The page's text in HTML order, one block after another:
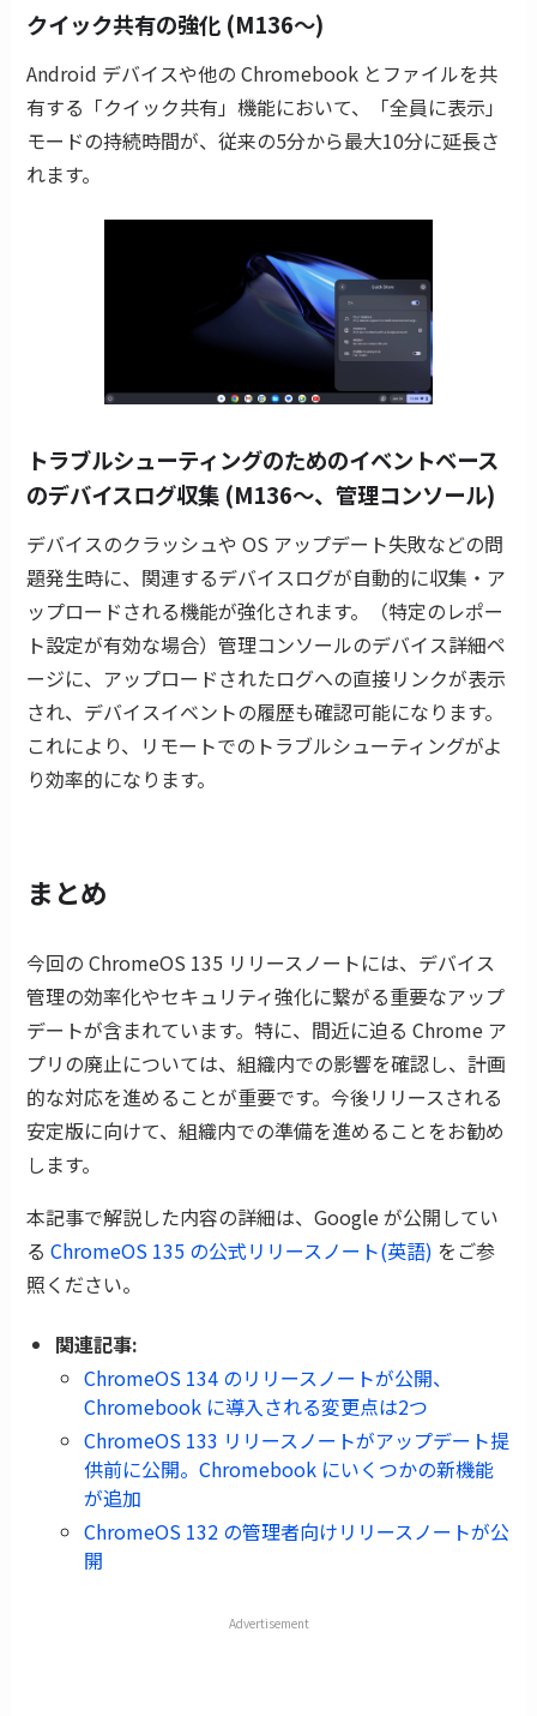
クイック共有の強化 (M136〜)
Android デバイスや他の Chromebook とファイルを共
有する「クイック共有」機能において、「全員に表示」
モードの持続時間が、従来の5分から最大10分に延長さ
れます。
トラブルシューティングのためのイベントベース
のデバイスログ収集 (M136〜、管理コンソール)
デバイスのクラッシュや OS アップデート失敗などの問
題発生時に、関連するデバイスログが自動的に収集・ア
ップロードされる機能が強化されます。（特定のレポー
ト設定が有効な場合）管理コンソールのデバイス詳細ペ
ージに、アップロードされたログへの直接リンクが表示
され、デバイスイベントの履歴も確認可能になります。
これにより、リモートでのトラブルシューティングがよ
り効率的になります。
まとめ
今回の ChromeOS 135 リリースノートには、デバイス
管理の効率化やセキュリティ強化に繋がる重要なアップ
デートが含まれています。特に、間近に迫る Chrome ア
プリの廃止については、組織内での影響を確認し、計画
的な対応を進めることが重要です。今後リリースされる
安定版に向けて、組織内での準備を進めることをお勧め
します。
本記事で解説した内容の詳細は、Google が公開してい
るChromeOS 135 の公式リリースノート(英語) をご参
照ください。
関連記事:
ChromeOS 134 のリリースノートが公開、
Chromebook に導入される変更点は2つ
ChromeOS 133 リリースノートがアップデート提
供前に公開。Chromebook にいくつかの新機能
が追加
ChromeOS 132 の管理者向けリリースノートが公
開
Advertisement